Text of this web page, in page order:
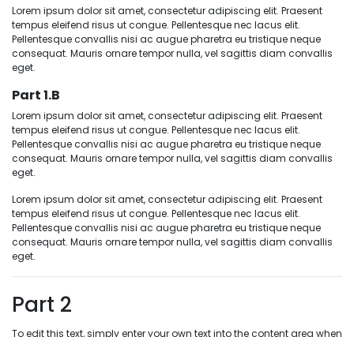
Lorem ipsum dolor sit amet, consectetur adipiscing elit. Praesent
tempus eleifend risus ut congue. Pellentesque nec lacus elit.
Pellentesque convallis nisi ac augue pharetra eu tristique neque
consequat. Mauris ornare tempor nulla, vel sagittis diam convallis
eget.
Part 1.b
Lorem ipsum dolor sit amet, consectetur adipiscing elit. Praesent
tempus eleifend risus ut congue. Pellentesque nec lacus elit.
Pellentesque convallis nisi ac augue pharetra eu tristique neque
consequat. Mauris ornare tempor nulla, vel sagittis diam convallis
eget.
Lorem ipsum dolor sit amet, consectetur adipiscing elit. Praesent
tempus eleifend risus ut congue. Pellentesque nec lacus elit.
Pellentesque convallis nisi ac augue pharetra eu tristique neque
consequat. Mauris ornare tempor nulla, vel sagittis diam convallis
eget.
Part 2
To edit this text, simply enter your own text into the content area when